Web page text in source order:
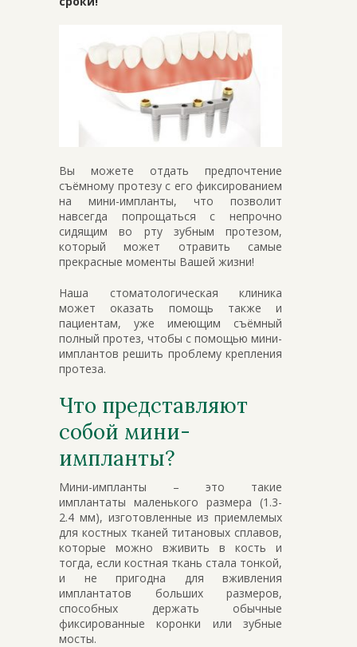
Вы можете отдать предпочтение
съёмному протезу с его фиксированием
на мини-импланты, что позволит
навсегда попрощаться с непрочно
сидящим во рту зубным протезом,
который может отравить самые
прекрасные моменты Вашей жизни!
Наша стоматологическая клиника
может оказать помощь также и
пациентам, уже имеющим съёмный
полный протез, чтобы с помощью мини-
имплантов решить проблему крепления
протеза.
Что представляют
собой мини-
импланты?
Мини-импланты – это такие
имплантаты маленького размера (1.3-
2.4 мм), изготовленные из приемлемых
для костных тканей титановых сплавов,
которые можно вживить в кость и
тогда, если костная ткань стала тонкой,
и не пригодна для вживления
имплантатов больших размеров,
способных держать обычные
фиксированные коронки или зубные
мосты.